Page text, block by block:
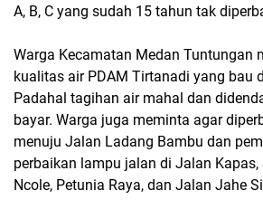
A, B, C yang sudah 15 tahun tak
Warga Kecamatan Medan Tuntungan
kualitas air PDAM Tirtanadi yang bau
Padahal tagihan air mahal dan
bayar. Warga juga meminta agar
menuju Jalan Ladang Bambu dan
perbaikan lampu jalan di Jalan Kapas,
Ncole, Petunia Raya, dan Jalan Jahe